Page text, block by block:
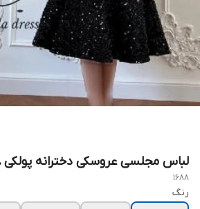
لباس مجلسی عروسکی دخترانه پولکی ۱۶۸۸
1688
رنگ